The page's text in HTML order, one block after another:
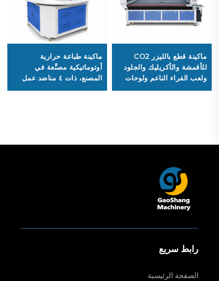
ماكينة قطع بالليزر CO2
للأقمشة والأكريليك والجلود
ولعب الفراء الناعم ولوحات
الألياف المتوسطة الكثافة
ماكينة طباعة حرارية
أوتوماتيكية مصنَّعة في
المصنع، ذات ٤ مناضد عمل
دوَّارة، مقاسات المناضد: 40
القمصان
رابط سريع
الصفحة الرئيسية